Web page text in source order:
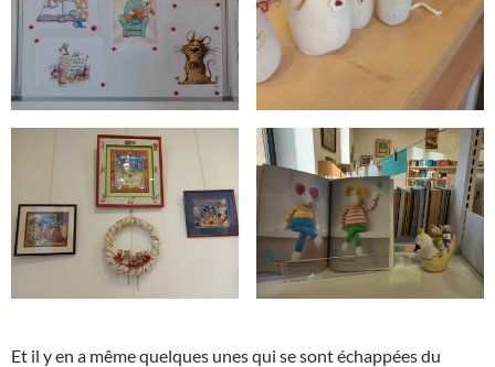
Et il y en a même quelques unes qui se sont échappées du